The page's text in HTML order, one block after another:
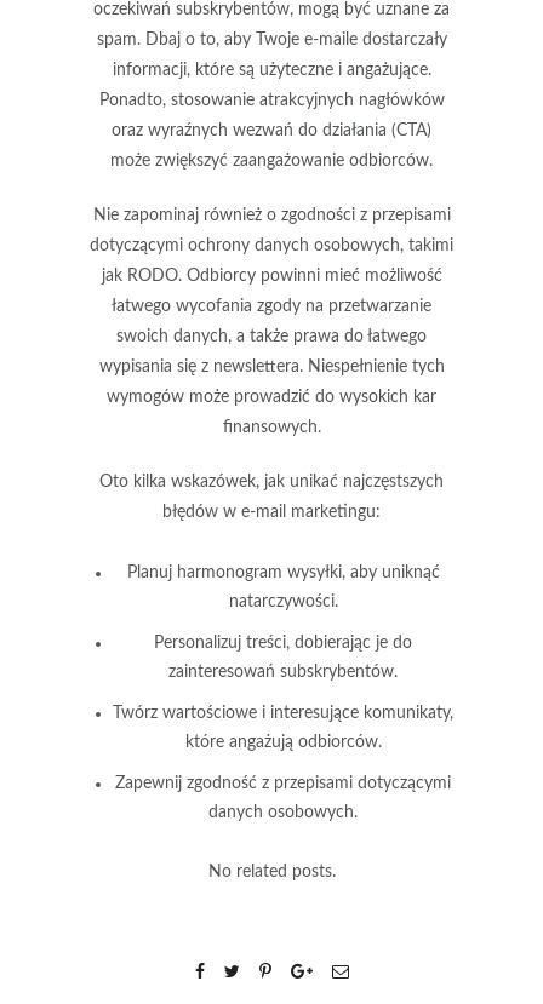
oczekiwań subskrybentów, mogą być uznane za
spam. Dbaj o to, aby Twoje e-maile dostarczały
informacji, które są użyteczne i angażujące.
Ponadto, stosowanie atrakcyjnych nagłówków
oraz wyraźnych wezwań do działania (CTA)
może zwiększyć zaangażowanie odbiorców.
Nie zapominaj również o zgodności z przepisami
dotyczącymi ochrony danych osobowych, takimi
jak RODO. Odbiorcy powinni mieć możliwość
łatwego wycofania zgody na przetwarzanie
swoich danych, a także prawa do łatwego
wypisania się z newslettera. Niespełnienie tych
wymogów może prowadzić do wysokich kar
finansowych.
Oto kilka wskazówek, jak unikać najczęstszych
błędów w e-mail marketingu:
Planuj harmonogram wysyłki, aby uniknąć
natarczywości.
Personalizuj treści, dobierając je do
zainteresowań subskrybentów.
Twórz wartościowe i interesujące komunikaty,
które angażują odbiorców.
Zapewnij zgodność z przepisami dotyczącymi
danych osobowych.
No related posts.